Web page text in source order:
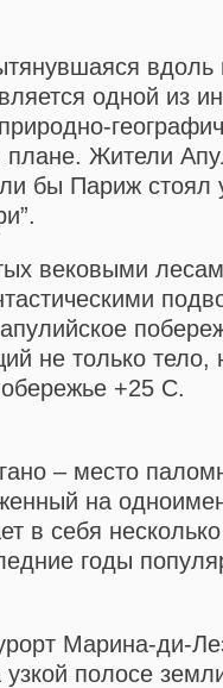
вдоль
одной из
плане. Жители
бы Париж
вековыми
не только тело,
+25 С.
– место
на
в себя
годы
Марина-ди-
полосе